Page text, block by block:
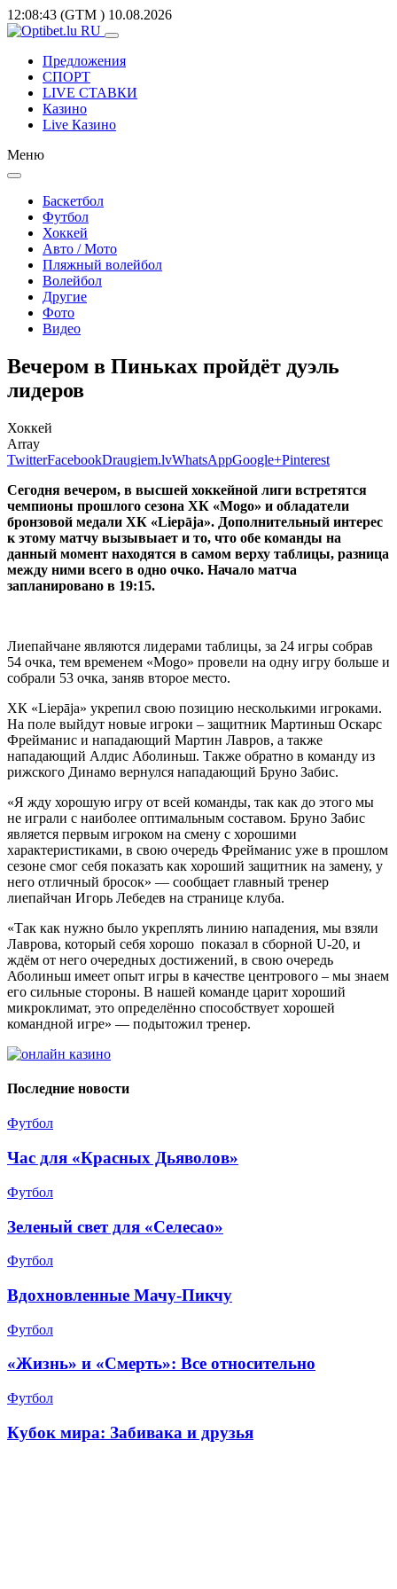
12:08:43 (GTM ) 10.08.2026
Предложения
СПОРТ
LIVE СТАВКИ
Казино
Live Казино
Меню
Баскетбол
Футбол
Хоккей
Авто / Мото
Пляжный волейбол
Волейбол
Другие
Фото
Видео
Вечером в Пиньках пройдёт дуэль
лидеров
Хоккей
Array
TwitterFacebookDraugiem.lvWhatsAppGoogle+Pinterest
Сегодня вечером, в высшей хоккейной лиги встретятся
чемпионы прошлого сезона ХК «Mogo» и обладатели
бронзовой медали ХК «Liepāja». Дополнительный интерес
к этому матчу вызывыает и то, что обе команды на
данный момент находятся в самом верху таблицы, разница
между ними всего в одно очко. Начало матча
запланировано в 19:15.
Лиепайчане являются лидерами таблицы, за 24 игры собрав
54 очка, тем временем «Mogo» провели на одну игру больше и
собрали 53 очка, заняв второе место.
ХК «Liepāja» укрепил свою позицию несколькими игроками.
На поле выйдут новые игроки – защитник Мартиньш Оскарс
Фрейманис и нападающий Мартин Лавров, а также
нападающий Алдис Аболиньш. Также обратно в команду из
рижского Динамо вернулся нападающий Бруно Забис.
«Я жду хорошую игру от всей команды, так как до этого мы
не играли с наиболее оптимальным составом. Бруно Забис
является первым игроком на смену с хорошими
характеристиками, в свою очередь Фрейманис уже в прошлом
сезоне смог себя показать как хороший защитник на замену, у
него отличный бросок» — сообщает главный тренер
лиепайчан Игорь Лебедев на странице клуба.
«Так как нужно было укреплять линию нападения, мы взяли
Лаврова, который себя хорошо показал в сборной U-20, и
ждём от него очередных достижений, в свою очередь
Аболиньш имеет опыт игры в качестве центрового – мы знаем
его сильные стороны. В нашей команде царит хороший
микроклимат, это определённо способствует хорошей
командной игре» — подытожил тренер.
Последние новости
Футбол
Час для «Красных Дьяволов»
Футбол
Зеленый свет для «Селесао»
Футбол
Вдохновленные Мачу-Пикчу
Футбол
«Жизнь» и «Смерть»: Все относительно
Футбол
Кубок мира: Забивака и друзья